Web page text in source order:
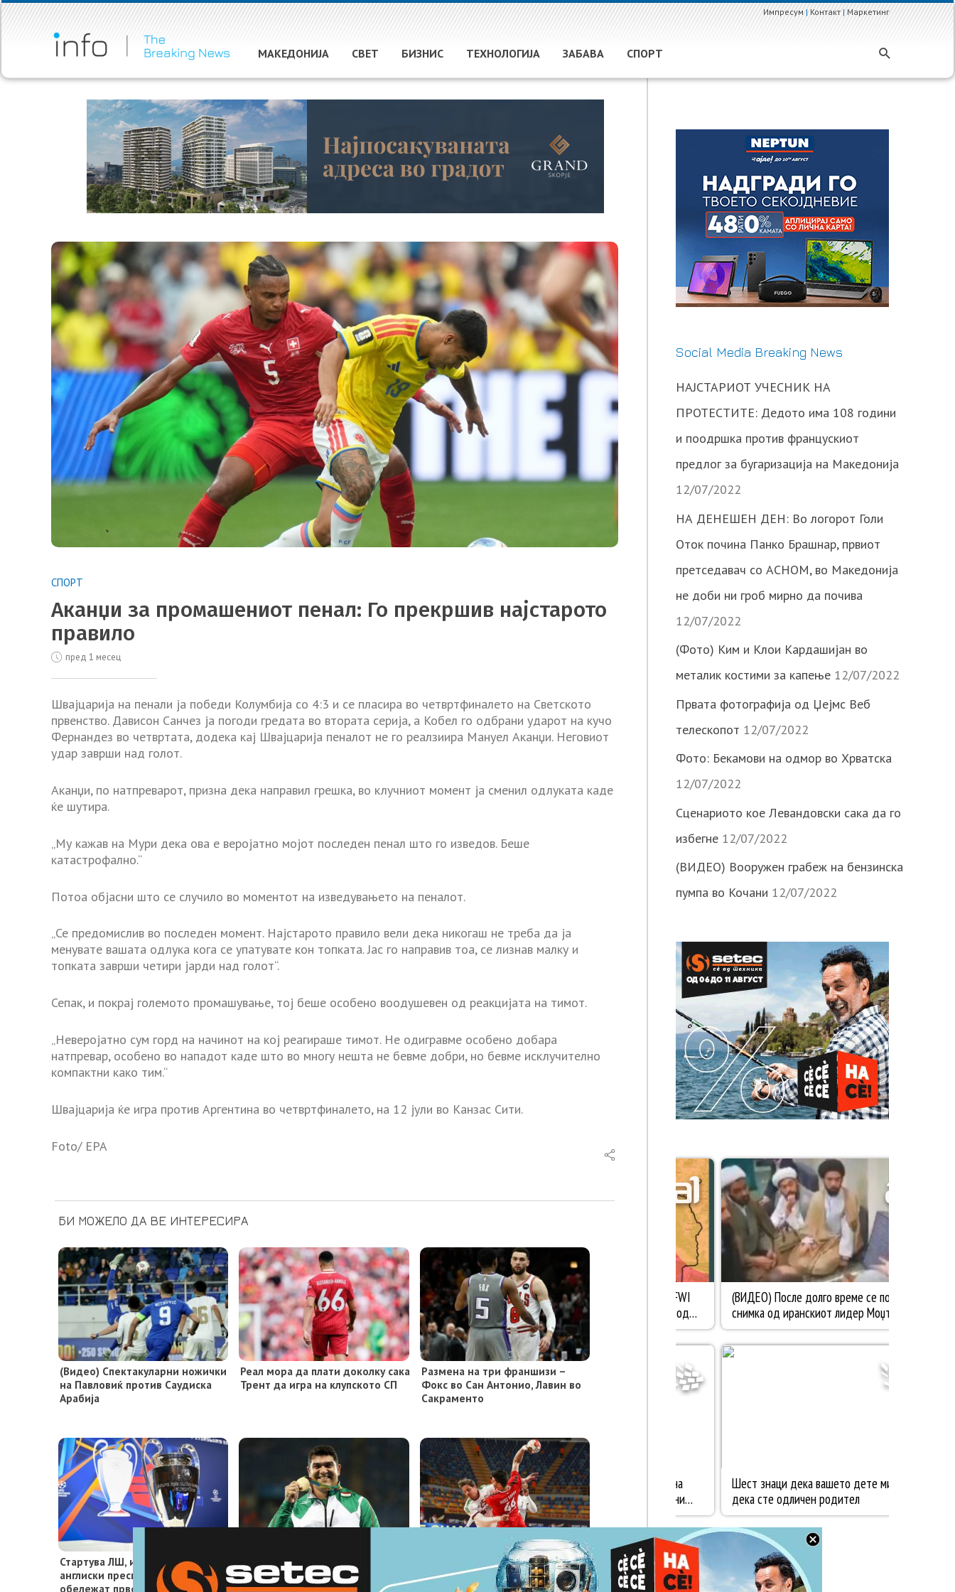
Импресум|Контакт|Маркетинг
МАКЕДОНИЈА СВЕТ БИЗНИС ТЕХНОЛОГИЈА ЗАБАВА СПОРТ
СПОРТ
Аканџи за промашениот пенал: Го прекршив најстарото
правило
пред 1 месец
Швајцарија на пенали ја победи Колумбија со 4:3 и се пласира во четвртфиналето на Светското
првенство. Дависон Санчез ја погоди гредата во втората серија, а Кобел го одбрани ударот на кучо
Фернандез во четвртата, додека кај Швајцарија пеналот не го реалзиира Мануел Аканџи. Неговиот
удар заврши над голот.
Аканџи, по натпреварот, призна дека направил грешка, во клучниот момент ја сменил одлуката каде
ќе шутира.
„Му кажав на Мури дека ова е веројатно мојот последен пенал што го изведов. Беше
катастрофално.“
Потоа објасни што се случило во моментот на изведувањето на пеналот.
„Се предомислив во последен момент. Најстарото правило вели дека никогаш не треба да ја
менувате вашата одлука кога се упатувате кон топката. Јас го направив тоа, се лизнав малку и
топката заврши четири јарди над голот“.
Сепак, и покрај големото промашување, тој беше особено воодушевен од реакцијата на тимот.
„Неверојатно сум горд на начинот на кој реагираше тимот. Не одигравме особено добара
натпревар, особено во нападот каде што во многу нешта не бевме добри, но бевме исклучително
компактни како тим.“
Швајцарија ќе игра против Аргентина во четвртфиналето, на 12 јули во Канзас Сити.
Foto/ EPA
БИ МОЖЕЛО ДА ВЕ ИНТЕРЕСИРА
(Видео) Спектакуларни ножички
на Павловиќ против Саудиска
Арабија
Реал мора да плати доколку сака
Трент да игра на клупското СП
Размена на три франшизи –
Фокс во Сан Антонио, Лавин во
Сакраменто
Стартува ЛШ, италијанско-
англиски пресметки ќе го
обележат првото коло
Атлетски скандал – олимписки
шампион е суспендиран поради
допинг
Франција, Португалија и
Шведска „совршени“,
Словенците ги победија
Social Media Breaking News
НАЈСТАРИОТ УЧЕСНИК НА
ПРОТЕСТИТЕ: Дедото има 108 години
и поодршка против францускиот
предлог за бугаризација на Македонија
12/07/2022
НА ДЕНЕШЕН ДЕН: Во логорот Голи
Оток почина Панко Брашнар, првиот
претседавач со АСНОМ, во Македонија
не доби ни гроб мирно да почива
12/07/2022
(Фото) Ким и Клои Кардашијан во
металик костими за капење 12/07/2022
Првата фотографија од Џејмс Веб
телескопот 12/07/2022
Фото: Бекамови на одмор во Хрватска
12/07/2022
Сценариото кое Левандовски сака да го
избегне 12/07/2022
(ВИДЕО) Вооружен грабеж на бензинска
пумпа во Кочани 12/07/2022